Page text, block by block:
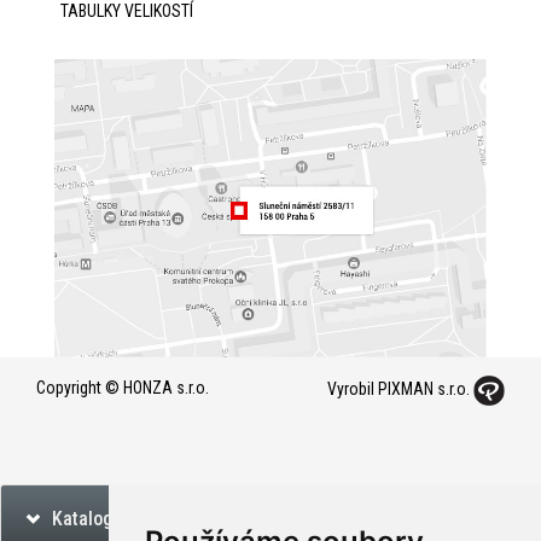
TABULKY VELIKOSTÍ
Copyright © HONZA s.r.o. Vyrobil PIXMAN s.r.o.
Katalog